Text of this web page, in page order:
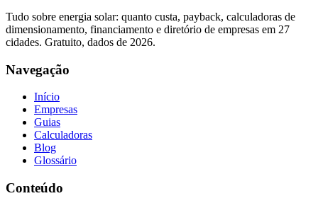
Tudo sobre energia solar: quanto custa, payback, calculadoras de
dimensionamento, financiamento e diretório de empresas em 27
cidades. Gratuito, dados de 2026.
Navegação
Início
Empresas
Guias
Calculadoras
Blog
Glossário
Conteúdo